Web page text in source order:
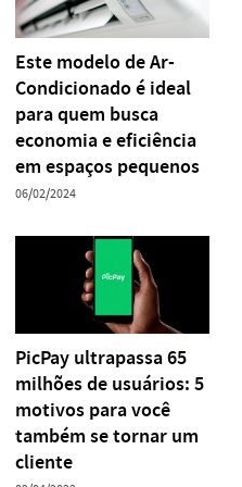
Este modelo de Ar-
Condicionado é ideal
para quem busca
economia e eficiência
em espaços pequenos
06/02/2024
PicPay ultrapassa 65
milhões de usuários: 5
motivos para você
também se tornar um
cliente